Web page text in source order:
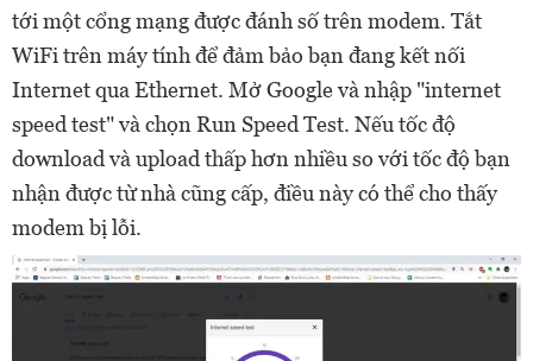
tới một cổng mạng được đánh số trên modem. Tắt
WiFi trên máy tính để đảm bảo bạn đang kết nối
Internet qua Ethernet. Mở Google và nhập "internet
speed test" và chọn Run Speed Test. Nếu tốc độ
download và upload thấp hơn nhiều so với tốc độ bạn
nhận được từ nhà cũng cấp, điều này có thể cho thấy
modem bị lỗi.